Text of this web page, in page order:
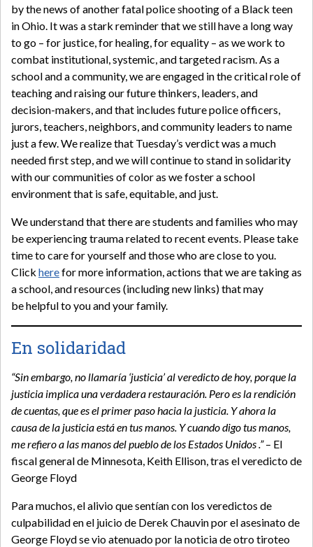
by the news of another fatal police shooting of a Black teen
in Ohio. It was a stark reminder that we still have a long way
to go – for justice, for healing, for equality – as we work to
combat institutional, systemic, and targeted racism. As a
school and a community, we are engaged in the critical role of
teaching and raising our future thinkers, leaders, and
decision-makers, and that includes future police officers,
jurors, teachers, neighbors, and community leaders to name
just a few. We realize that Tuesday’s verdict was a much
needed first step, and we will continue to stand in solidarity
with our communities of color as we foster a school
environment that is safe, equitable, and just.
We understand that there are students and families who may
be experiencing trauma related to recent events. Please take
time to care for yourself and those who are close to you.
Click herefor more information, actions that we are taking as
a school, and resources (including new links) that may
be helpful to you and your family.
En solidaridad
“Sin embargo, no llamaría ‘justicia’ al veredicto de hoy, porque la
justicia implica una verdadera restauración. Pero es la rendición
de cuentas, que es el primer paso hacia la justicia. Y ahora la
causa de la justicia está en tus manos. Y cuando digo tus manos,
me refiero a las manos del pueblo de los Estados Unidos .”– El
fiscal general de Minnesota, Keith Ellison, tras el veredicto de
George Floyd
Para muchos, el alivio que sentían con los veredictos de
culpabilidad en el juicio de Derek Chauvin por el asesinato de
George Floyd se vio atenuado por la noticia de otro tiroteo